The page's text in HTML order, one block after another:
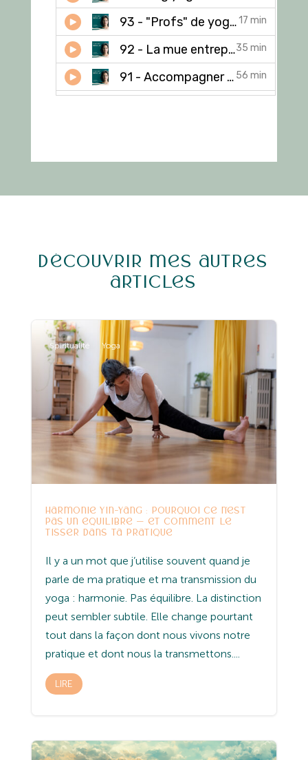
Découvrir mes autres
articles
Spiritualité Yoga
Harmonie Yin-Yang : pourquoi ce n’est
pas un équilibre — et comment le
tisser dans ta pratique
Il y a un mot que j’utilise souvent quand je
parle de ma pratique et ma transmission du
yoga : harmonie. Pas équilibre. La distinction
peut sembler subtile. Elle change pourtant
tout dans la façon dont nous vivons notre
pratique et dont nous la transmettons....
LIRE